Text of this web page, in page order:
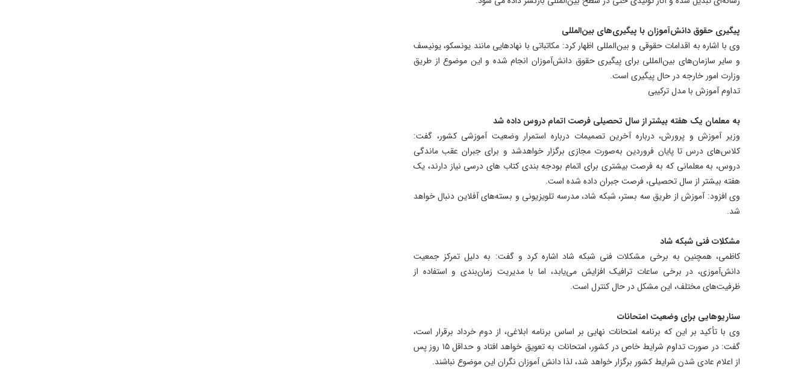
پیگیری حقوق دانش‌آموزان با پیگیری‌های بین‌المللی
وی با اشاره به اقدامات حقوقی و بین‌المللی اظهار کرد: مکاتباتی با نهادهایی مانند یونسکو، یونیسف
و سایر سازمان‌های بین‌المللی برای پیگیری حقوق دانش‌آموزان انجام شده و این موضوع از طریق
وزارت امور خارجه در حال پیگیری است.
تداوم آموزش با مدل ترکیبی
به معلمان یک هفته بیشتر از سال تحصیلی فرصت اتمام دروس داده شد
وزیر آموزش و پرورش، درباره آخرین تصمیمات درباره استمرار وضعیت آموزشی کشور، گفت:
کلاس‌های درس تا پایان فروردین به‌صورت مجازی برگزار خواهدشد و برای جبران عقب‌ ماندگی‌
دروس، به معلمانی که به فرصت بیشتری برای اتمام بودجه بندی کتاب های درسی نیاز دارند، یک
هفته بیشتر از سال تحصیلی، فرصت جبران داده شده است.
وی افزود: آموزش از طریق سه بستر، شبکه شاد، مدرسه تلویزیونی و بسته‌های آفلاین دنبال خواهد
شد.
مشکلات فنی شبکه شاد
کاظمی، همچنین به برخی مشکلات فنی شبکه شاد اشاره کرد و گفت: به دلیل تمرکز جمعیت
دانش‌آموزی، در برخی ساعات ترافیک افزایش می‌یابد، اما با مدیریت زمان‌بندی و استفاده از
ظرفیت‌های مختلف، این مشکل در حال کنترل است.
سناریوهایی برای وضعیت امتحانات
وی با تأکید بر این که برنامه امتحانات نهایی بر اساس برنامه ابلاغی، از دوم خرداد برقرار است،
گفت: در صورت تداوم شرایط خاص در کشور، امتحانات به تعویق خواهد افتاد و حداقل ۱۵ روز پس
از اعلام عادی شدن شرایط کشور برگزار خواهد شد، لذا دانش آموزان نگران این موضوع نباشند.